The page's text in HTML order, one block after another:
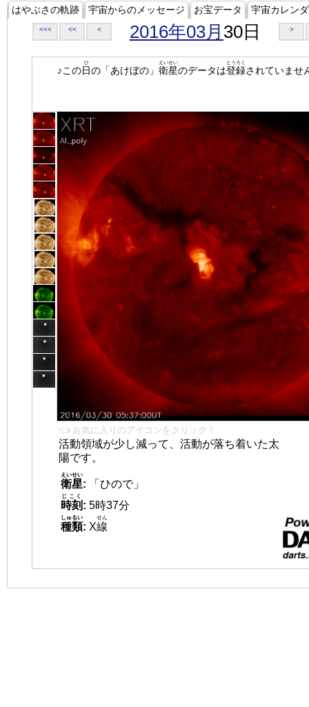
はやぶさの軌跡 宇宙からのメッセージ お宝データ 宇宙カレン
<<< << < 2016年03月 30日 >
♪この日
ひ
の「あけぼの」 衛星
えいせい
のデータは登録
とうろく
されていませ
👈 お気に入りのアイコンをクリック！
活動領域が少し減って、活動が落ち着いた太
陽です。
衛星
えいせい
:
「ひので」
時刻
じこく
: 5時37分
種類
しゅるい
: X線
せん